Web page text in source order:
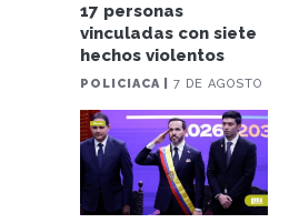
17 personas
vinculadas con siete
hechos violentos
POLICIACA | 7 DE AGOSTO